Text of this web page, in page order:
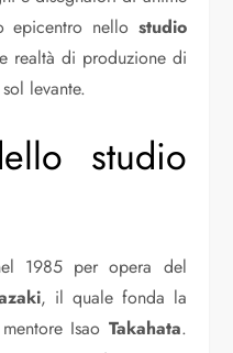
epicentro nello studio
realtà di produzione di
levante.
studio
1985 per opera del
, il quale fonda la
Isao Takahata.